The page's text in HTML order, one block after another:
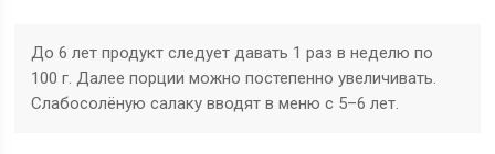
До 6 лет продукт следует давать 1 раз в неделю по
100 г. Далее порции можно постепенно увеличивать.
Слабосолёную салаку вводят в меню с 5–6 лет.